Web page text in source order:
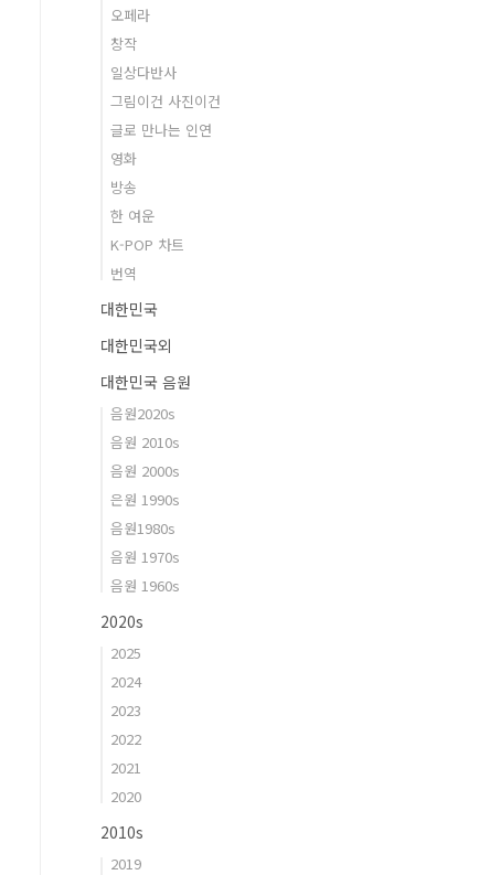
오페라
창작
일상다반사
그림이건 사진이건
글로 만나는 인연
영화
방송
한 여운
K-POP 차트
번역
대한민국
대한민국외
대한민국 음원
음원2020s
음원 2010s
음원 2000s
은원 1990s
음원1980s
음원 1970s
음원 1960s
2020s
2025
2024
2023
2022
2021
2020
2010s
2019